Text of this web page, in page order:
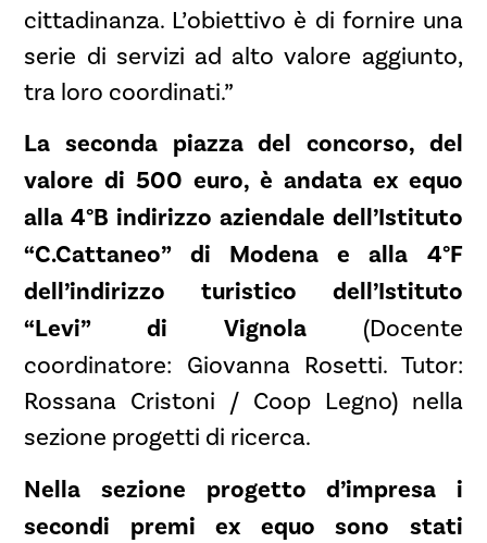
cittadinanza. L’obiettivo è di fornire una
serie di servizi ad alto valore aggiunto,
tra loro coordinati.”
La seconda piazza del concorso, del
valore di 500 euro, è andata ex equo
alla 4°B indirizzo aziendale dell’Istituto
“C.Cattaneo” di Modena e alla 4°F
dell’indirizzo turistico dell’Istituto
“Levi” di Vignola(Docente
coordinatore: Giovanna Rosetti. Tutor:
Rossana Cristoni / Coop Legno) nella
sezione progetti di ricerca.
Nella sezione progetto d’impresa i
secondi premi ex equo sono stati